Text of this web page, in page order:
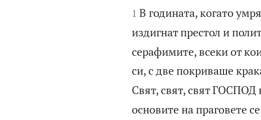


1 В годината, когато
издигнат престол и
серафимите, всеки от
си, с две покриваше
Свят, свят, свят ГОСПОД
основите на праговете